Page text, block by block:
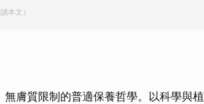
本文）
膚質限制的普適保養哲學。以科學與植